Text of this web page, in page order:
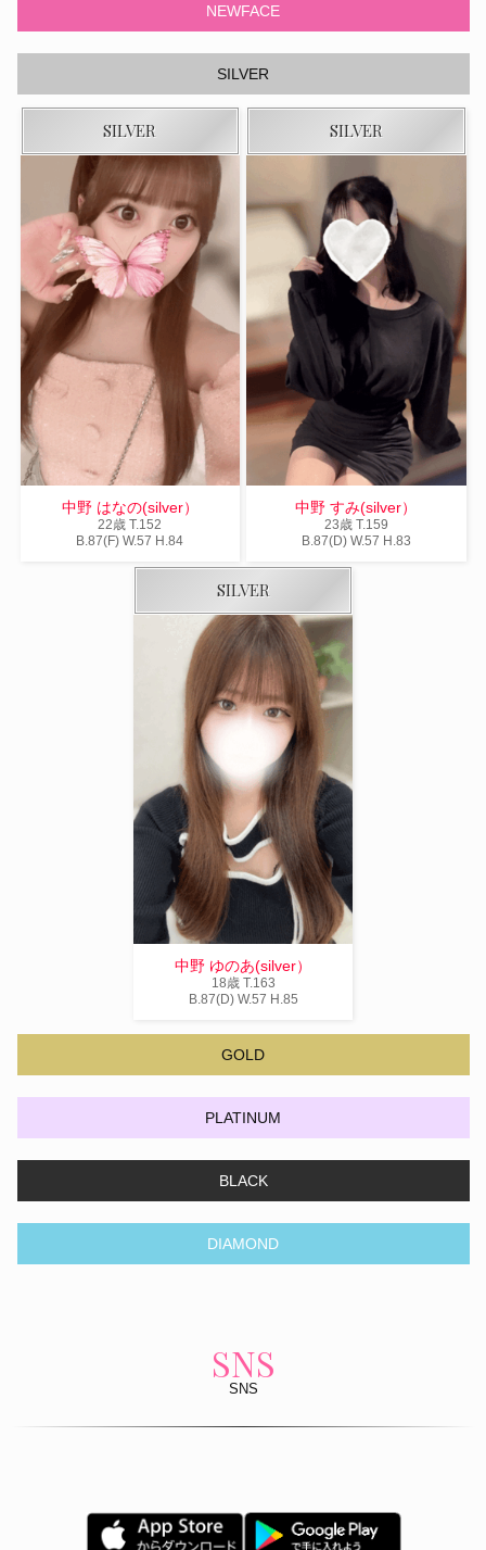
NEWFACE
SILVER
SILVER
中野 はなの(silver）
22歳T.152
B .87(F)W.57 H .84
SILVER
中野 すみ(silver）
23歳 T.159
B.87(D) W.57 H .83
SILVER
中野 ゆのあ(silver）
18歳 T.163
B.87(D) W.57 H .85
GOLD
PLATINUM
BLACK
DIAMOND
SNS
SNS